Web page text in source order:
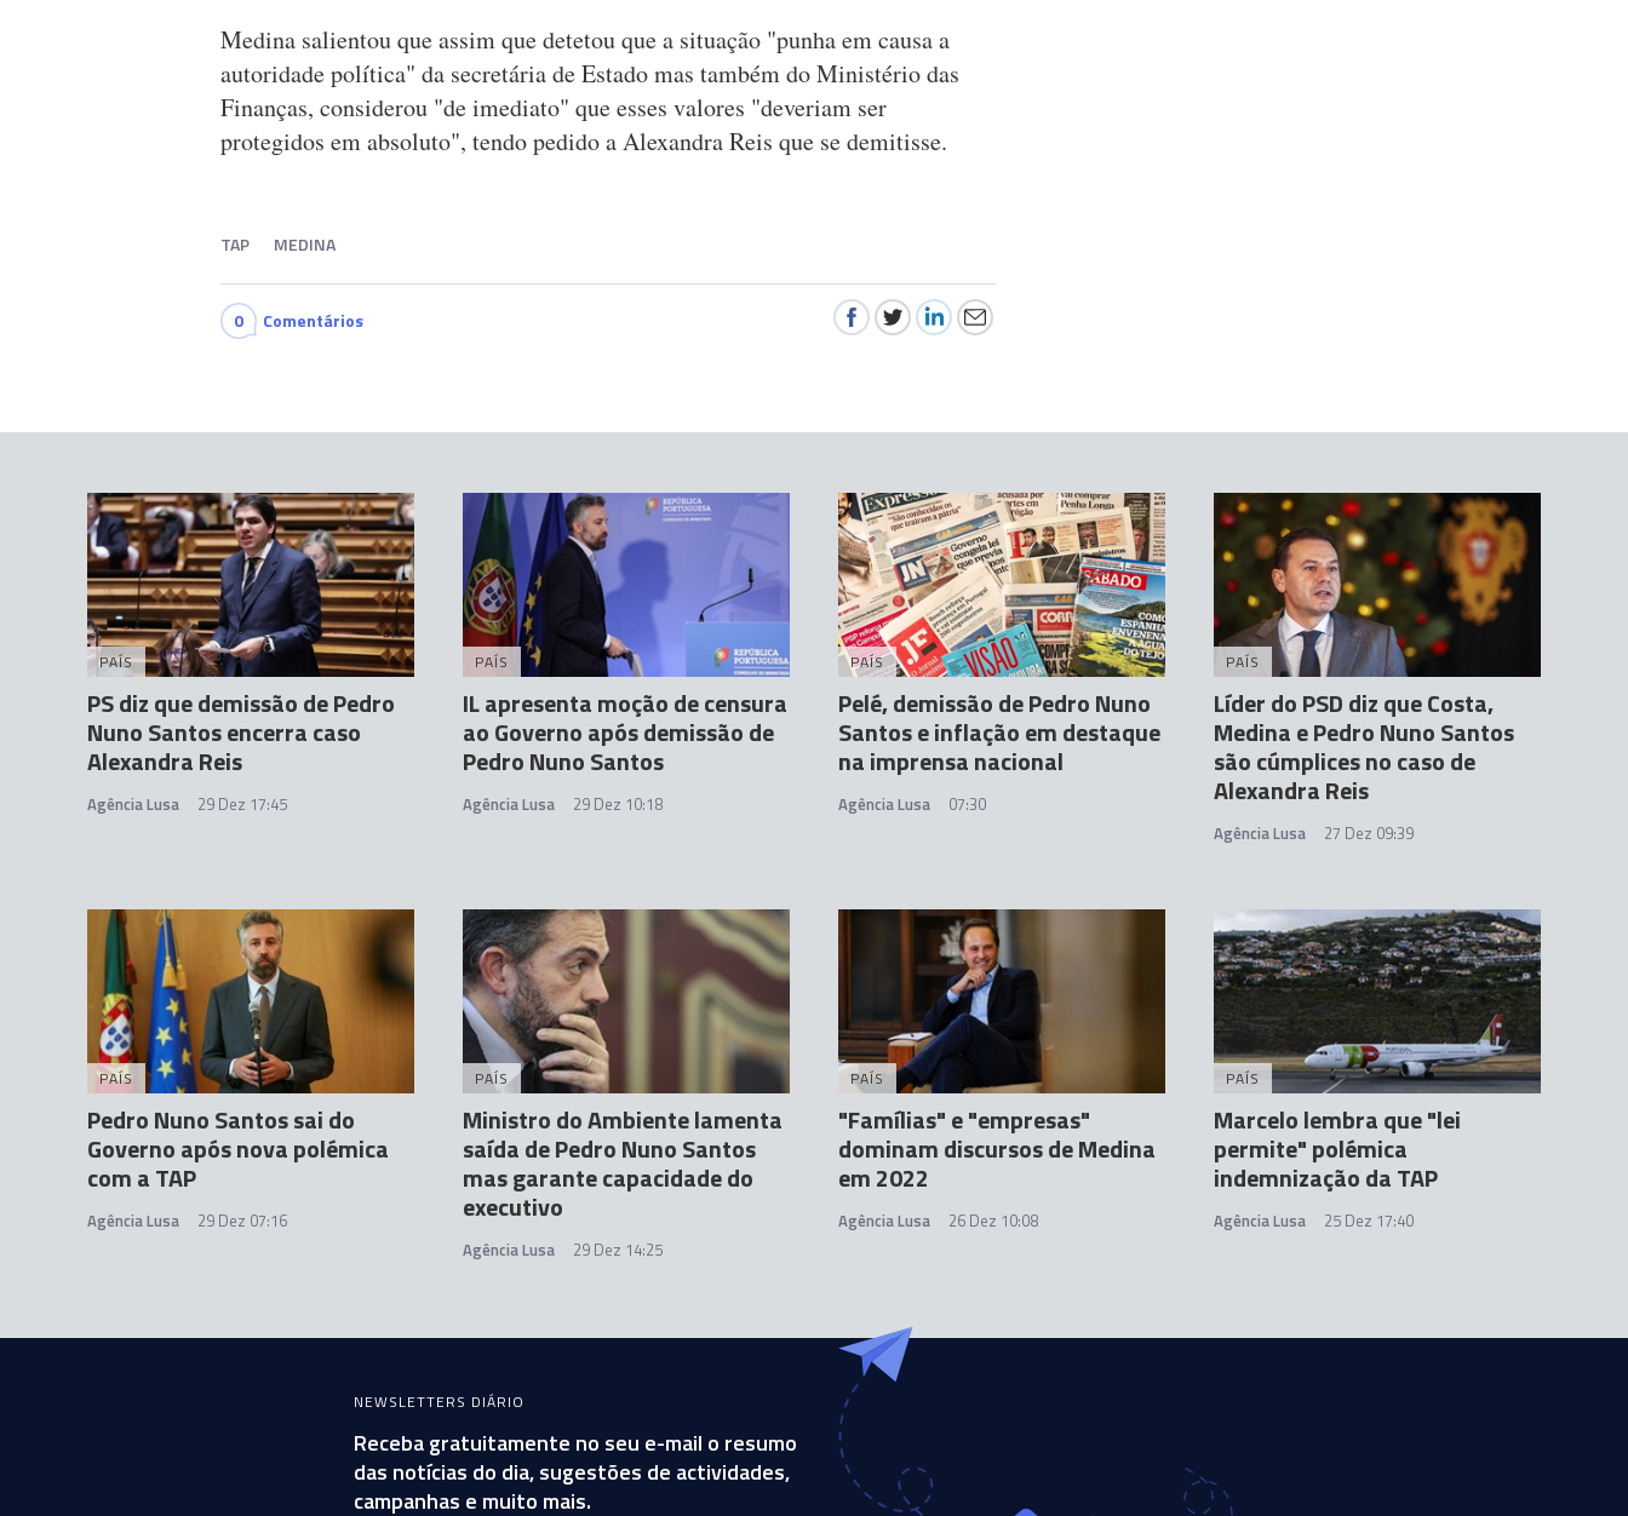
Medina salientou que assim que detetou que a situação "punha em causa a
autoridade política" da secretária de Estado mas também do Ministério das
Finanças, considerou "de imediato" que esses valores "deveriam ser
protegidos em absoluto", tendo pedido a Alexandra Reis que se demitisse.
TAP MEDINA
0 Comentários
PAÍS
PS diz que demissão de Pedro
Nuno Santos encerra caso
Alexandra Reis
Agência Lusa 29 Dez 17:45
PAÍS
IL apresenta moção de censura
ao Governo após demissão de
Pedro Nuno Santos
Agência Lusa 29 Dez 10:18
PAÍS
Pelé, demissão de Pedro Nuno
Santos e inflação em destaque
na imprensa nacional
Agência Lusa 07:30
PAÍS
Líder do PSD diz que Costa,
Medina e Pedro Nuno Santos
são cúmplices no caso de
Alexandra Reis
Agência Lusa 27 Dez 09:39
PAÍS
Pedro Nuno Santos sai do
Governo após nova polémica
com a TAP
Agência Lusa 29 Dez 07:16
PAÍS
Ministro do Ambiente lamenta
saída de Pedro Nuno Santos
mas garante capacidade do
executivo
Agência Lusa 29 Dez 14:25
PAÍS
"Famílias" e "empresas"
dominam discursos de Medina
em 2022
Agência Lusa 26 Dez 10:08
PAÍS
Marcelo lembra que "lei
permite" polémica
indemnização da TAP
Agência Lusa 25 Dez 17:40
NEWSLETTERS DIÁRIO
Receba gratuitamente no seu e-mail o resumo
das notícias do dia, sugestões de actividades,
campanhas e muito mais.